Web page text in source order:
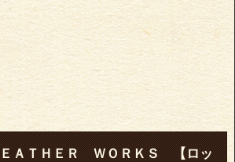
ＡＴＨＥＲ ＷＯＲＫＳ 【ロッ